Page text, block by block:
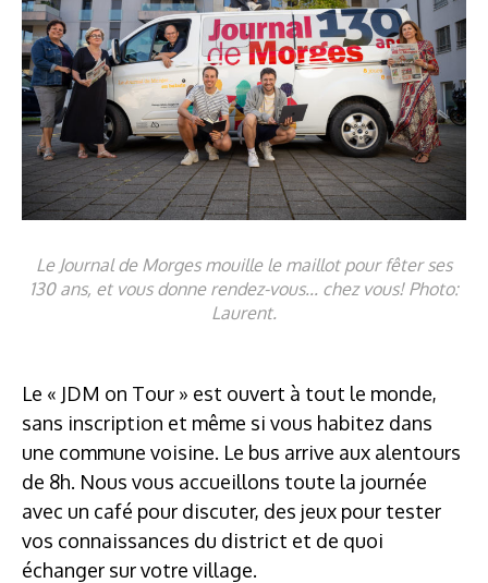
Le Journal de Morges mouille le maillot pour fêter ses
130 ans, et vous donne rendez-vous... chez vous! Photo:
Laurent.
Le « JDM on Tour » est ouvert à tout le monde,
sans inscription et même si vous habitez dans
une commune voisine. Le bus arrive aux alentours
de 8h. Nous vous accueillons toute la journée
avec un café pour discuter, des jeux pour tester
vos connaissances du district et de quoi
échanger sur votre village.